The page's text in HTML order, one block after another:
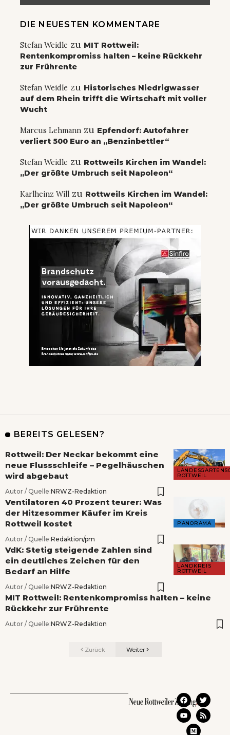
DIE NEUESTEN KOMMENTARE
Stefan Weidle zu MIT Rottweil:
Rentenkompromiss halten – keine Rückkehr
zur Frührente
Stefan Weidle zu Historisches Niedrigwasser
auf dem Rhein trifft die Wirtschaft mit voller
Wucht
Marcus Lehmann zu Epfendorf: Autofahrer
verliert 500 Euro an „Benzinbettler“
Stefan Weidle zu Rottweils Kirchen im Wandel:
„Der größte Umbruch seit Napoleon“
Karlheinz Will zu Rottweils Kirchen im Wandel:
„Der größte Umbruch seit Napoleon“
BEREITS GELESEN?
ROTTWEIL
Rottweil: Der Neckar bekommt eine
neue Flussschleife – Pegelhäuschen
wird abgebaut
Autor / Quelle:NRWZ-Redaktion
PANORAMA
Ventilatoren 40 Prozent teurer: Was
der Hitzesommer Käufer im Kreis
Rottweil kostet
Autor / Quelle:Redaktion/pm
LANDKREIS
ROTTWEIL
VdK: Stetig steigende Zahlen sind
ein deutliches Zeichen für den
Bedarf an Hilfe
Autor / Quelle:NRWZ-Redaktion
MIT Rottweil: Rentenkompromiss halten – keine
Rückkehr zur Frührente
Autor / Quelle:NRWZ-Redaktion
Zurück Weiter